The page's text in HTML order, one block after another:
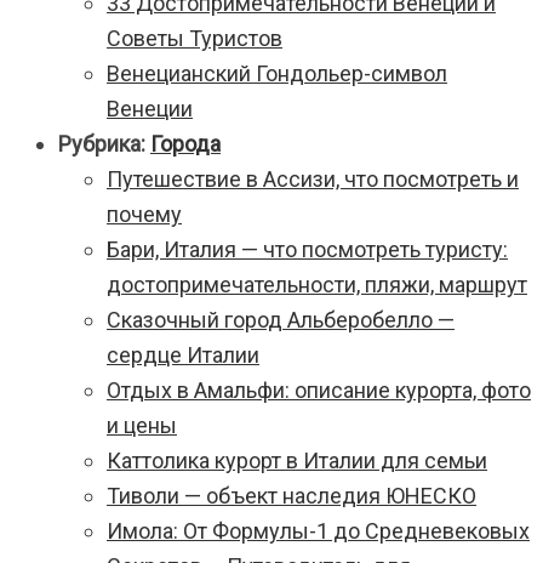
Советы Туристов
Венецианский Гондольер-символ
Венеции
Рубрика: Города
Путешествие в Ассизи, что посмотреть и
почему
Бари, Италия — что посмотреть туристу:
достопримечательности, пляжи, маршрут
Сказочный город Альберобелло —
сердце Италии
Отдых в Амальфи: описание курорта, фото
и цены
Каттолика курорт в Италии для семьи
Тиволи — объект наследия ЮНЕСКО
Имола: От Формулы-1 до Средневековых